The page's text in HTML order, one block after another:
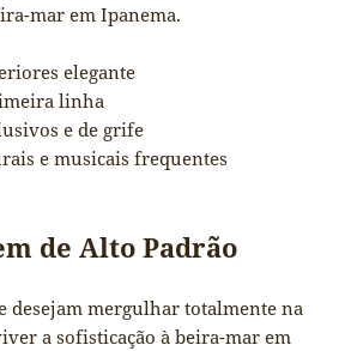
mar em Ipanema.
elegante
linha
e de grife
e musicais frequentes
de Alto Padrão
desejam mergulhar totalmente na
a sofisticação à beira-mar em